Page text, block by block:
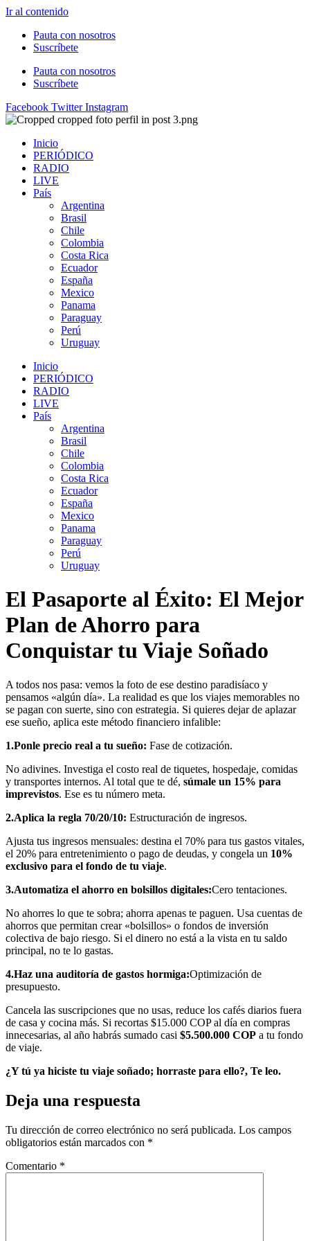
Ir al contenido
Pauta con nosotros
Suscríbete
Pauta con nosotros
Suscríbete
Facebook Twitter Instagram
Inicio
PERIÓDICO
RADIO
LIVE
País
Argentina
Brasil
Chile
Colombia
Costa Rica
Ecuador
España
Mexico
Panama
Paraguay
Perú
Uruguay
Inicio
PERIÓDICO
RADIO
LIVE
País
Argentina
Brasil
Chile
Colombia
Costa Rica
Ecuador
España
Mexico
Panama
Paraguay
Perú
Uruguay
El Pasaporte al Éxito: El Mejor
Plan de Ahorro para
Conquistar tu Viaje Soñado
A todos nos pasa: vemos la foto de ese destino paradisíaco y
pensamos «algún día». La realidad es que los viajes memorables no
se pagan con suerte, sino con estrategia. Si quieres dejar de aplazar
ese sueño, aplica este método financiero infalible:
1.Ponle precio real a tu sueño: Fase de cotización.
No adivines. Investiga el costo real de tiquetes, hospedaje, comidas
y transportes internos. Al total que te dé, súmale un 15% para
imprevistos. Ese es tu número meta.
2.Aplica la regla 70/20/10: Estructuración de ingresos.
Ajusta tus ingresos mensuales: destina el 70% para tus gastos vitales,
el 20% para entretenimiento o pago de deudas, y congela un 10%
exclusivo para el fondo de tu viaje.
3.Automatiza el ahorro en bolsillos digitales:Cero tentaciones.
No ahorres lo que te sobra; ahorra apenas te paguen. Usa cuentas de
ahorros que permitan crear «bolsillos» o fondos de inversión
colectiva de bajo riesgo. Si el dinero no está a la vista en tu saldo
principal, no te lo gastas.
4.Haz una auditoría de gastos hormiga:Optimización de
presupuesto.
Cancela las suscripciones que no usas, reduce los cafés diarios fuera
de casa y cocina más. Si recortas $15.000 COP al día en compras
innecesarias, al año habrás sumado casi $5.500.000 COP a tu fondo
de viaje.
¿Y tú ya hiciste tu viaje soñado; horraste para ello?, Te leo.
Deja una respuesta
Tu dirección de correo electrónico no será publicada. Los campos
obligatorios están marcados con *
Comentario *